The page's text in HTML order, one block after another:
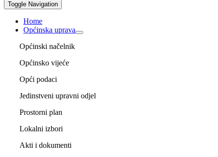
Toggle Navigation
Home
Općinska uprava
Općinski načelnik
Općinsko vijeće
Opći podaci
Jedinstveni upravni odjel
Prostorni plan
Lokalni izbori
Akti i dokumenti